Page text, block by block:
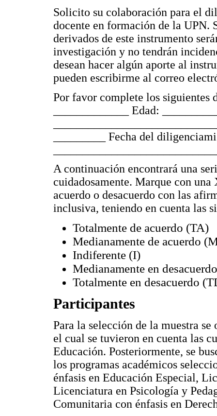
Solicito su colaboración para el
docente en formación de la UPN.
derivados de este instrumento
investigación y no tendrán
desean hacer algún aporte al
pueden escribirme al correo
Por favor complete los siguientes
_____________ Edad:
_________ Fecha del
A continuación encontrará una
cuidadosamente. Marque con
acuerdo o desacuerdo con las
inclusiva, teniendo en cuenta las
Totalmente de acuerdo (TA)
Medianamente de acuerdo
Indiferente (I)
Medianamente en
Totalmente en desacuerdo
Participantes
Para la selección de la muestra
el cual se tuvieron en cuenta las
Educación. Posteriormente, se
los programas académicos
énfasis en Educación Especial,
Licenciatura en Psicología y
Comunitaria con énfasis en